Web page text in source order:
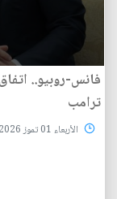
فانس-روبيو..
ترامب
الأربعاء 01 تموز 2026